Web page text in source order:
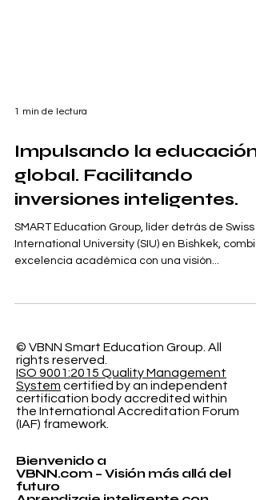
1 min de lectura
Impulsando la educación
global. Facilitando
inversiones inteligentes.
© VBNN Smart Education Group.All
rights reserved.
ISO 9001:2015 Quality Management
System
the International Accreditation Forum
(IAF) framework.